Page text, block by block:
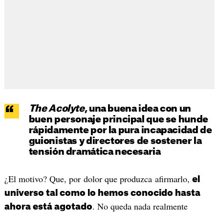
The Acolyte, una buena idea con un
buen personaje principal que se hunde
rápidamente por la pura incapacidad de
guionistas y directores de sostener la
tensión dramática necesaria
¿El motivo? Que, por dolor que produzca afirmarlo, el
universo tal como lo hemos conocido hasta
ahora está agotado. No queda nada realmente